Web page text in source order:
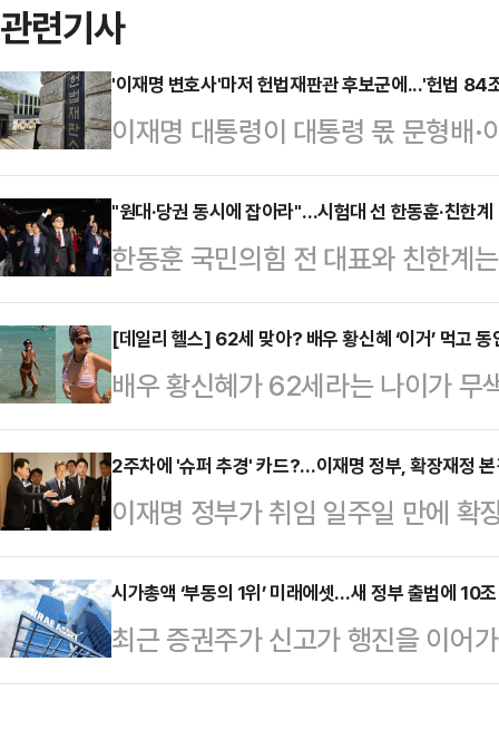
관련기사
'이재명 변호사'마저 헌법재판관 후보군에...'헌법 84
이재명 대통령이 대통령 몫 문형배
군을 압축해 놓은 것으로 전해진 가
엽 변호사(53·사법연수원 27기)를
가 과거 이 대통령의 주요 형사 재
가운데 헌법 84조 해석 문제와 '4심
법재판소를 둘러싼 각종 논란의 향
권에 따르면, 대통령실은 이 변호
원 부장판사, …
"원대·당권 동시에 잡아라"…시험대 선 한동훈·친한계
한동훈 국민의힘 전 대표와 친한계
끼를 한 번에 잡을 수 있을까. 6·3
기 위한 모색이 파열음을 내며 이어
표 경선을 앞두고 한 전 대표와 친
집중되고 있다.9일 정치권에 따르
상대책위원장이 내놓은 당 혁신안
로 찬성하는 모양새다. 김 비대위
엄 옹호자 윤리…
[데일리 헬스] 62세 맞아? 배우 황신혜 ‘이거’ 먹고
배우 황신혜가 62세라는 나이가 무
화제다.9일 황신혜는 자신의 소셜
변…#마요르카”라는 글과 함께 스
을 공개했다.사진 속 황신혜는 해변
움을 즐기고 있다. 특히 황신혜는
튼한 몸매를 자랑했다.황신혜 비키
고 눈부십니다”, “진짜 진짜 너무
머나 세상에~ 마…
2주차에 '슈퍼 추경' 카드?…이재명 정부, 확장재정 본
이재명 정부가 취임 일주일 만에 확
가경정예산(추경) 논의에 본격 착
이블에 올린 것 자체가 재정 확대에
다.9일 대통령실에 따르면 이재명
관급과 실무자들이 참석한 가운데
시가총액 ‘부동의 1위’ 미래에셋…새 정부 출범에 10
최근 증권주가 신고가 행진을 이어
도 더욱 치열해지고 있다. 새 정부